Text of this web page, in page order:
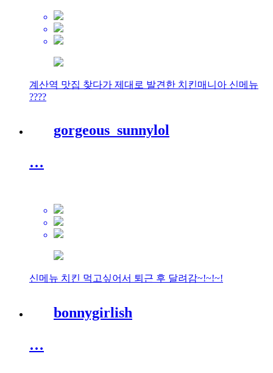
계산역 맛집 찾다가 제대로 발견한 치킨매니아 신메뉴
????
gorgeous_sunnylol
…
신메뉴 치킨 먹고싶어서 퇴근 후 달려감~!~!~!
bonnygirlish
…